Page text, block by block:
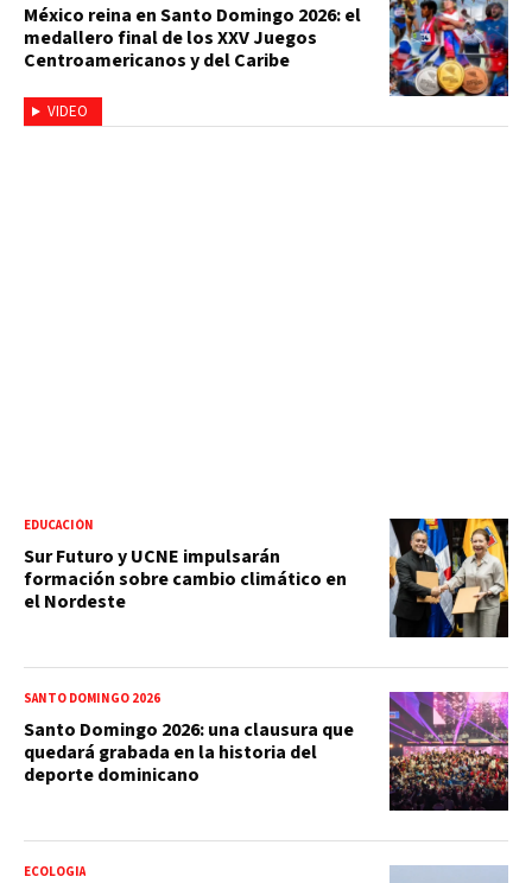
VIDEO
México reina en Santo Domingo 2026: el
medallero final de los XXV Juegos
Centroamericanos y del Caribe
EDUCACIÓN
Sur Futuro y UCNE impulsarán
formación sobre cambio climático en
el Nordeste
SANTO DOMINGO 2026
Santo Domingo 2026: una clausura que
quedará grabada en la historia del
deporte dominicano
ECOLOGIA